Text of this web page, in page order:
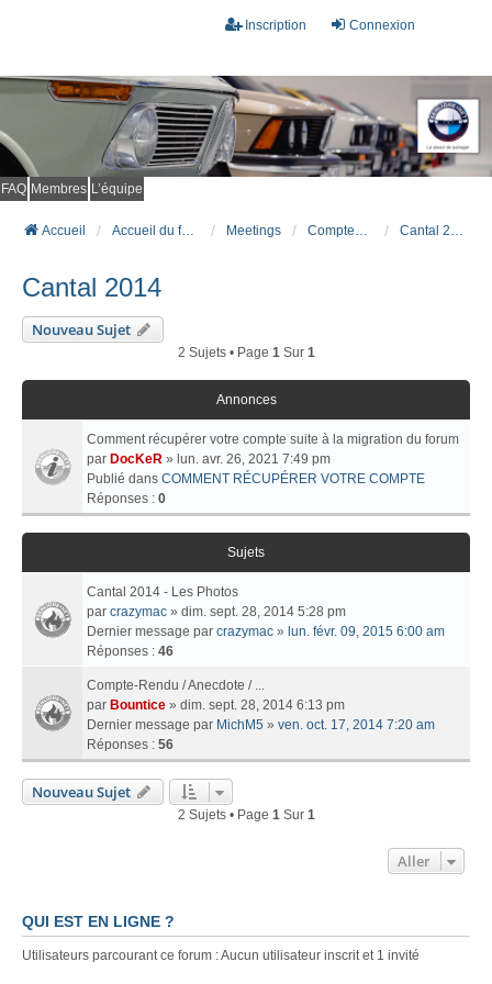
Connexion
Inscription
FAQ Membres L’équipe
Accueil Accueil du forum Meetings Comptes rendus de meetings Cantal 2014
Cantal 2014
Nouveau Sujet
2 Sujets • Page 1Sur 1
Annonces
Comment récupérer votre compte suite à la migration du forum
par DocKeR » lun. avr. 26, 2021 7:49 pm
Publié dans COMMENT RÉCUPÉRER VOTRE COMPTE
Réponses : 0
Sujets
Cantal 2014 - Les Photos
par crazymac » dim. sept. 28, 2014 5:28 pm
Dernier message par crazymac » lun. févr. 09, 2015 6:00 am
Réponses : 46
Compte-Rendu / Anecdote / ...
par Bountice » dim. sept. 28, 2014 6:13 pm
Dernier message par MichM5 » ven. oct. 17, 2014 7:20 am
Réponses : 56
Nouveau Sujet
2 Sujets • Page 1Sur 1
Aller
QUI EST EN LIGNE ?
Utilisateurs parcourant ce forum : Aucun utilisateur inscrit et 1 invité